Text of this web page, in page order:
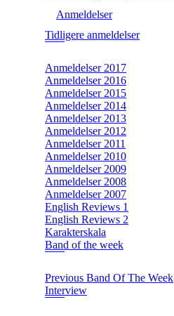
Anmeldelser
Tidligere anmeldelser
Anmeldelser 2017
Anmeldelser 2016
Anmeldelser 2015
Anmeldelser 2014
Anmeldelser 2013
Anmeldelser 2012
Anmeldelser 2011
Anmeldelser 2010
Anmeldelser 2009
Anmeldelser 2008
Anmeldelser 2007
English Reviews 1
English Reviews 2
Karakterskala
Band of the week
Previous Band Of The Week
Interview